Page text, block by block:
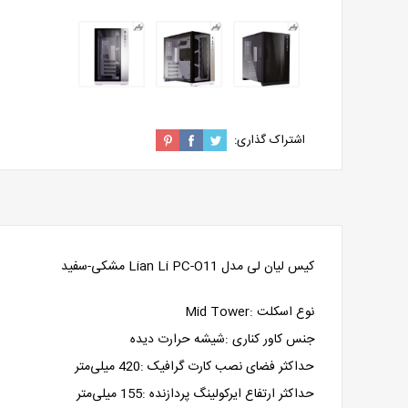
اشتراک گذاری:
کیس لیان لی مدل Lian Li PC-O11 مشکی-سفید
نوع اسکلت :Mid Tower
جنس کاور کناری :شیشه حرارت دیده
حداکثر فضای نصب کارت گرافیک :420 میلی‌متر
حداکثر ارتفاع ایرکولینگ پردازنده :155 میلی‌متر